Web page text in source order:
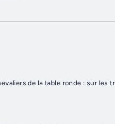
de la table ronde : sur les